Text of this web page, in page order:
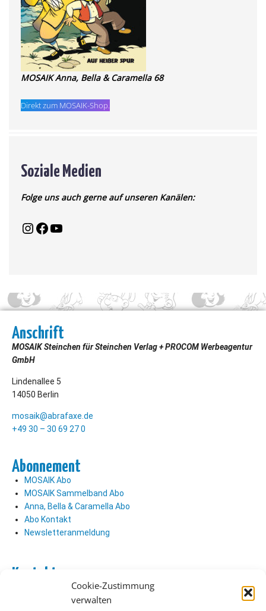
Cookie-Zustimmung
verwalten
MOSAIK Anna, Bella & Caramella 68
Direkt zum MOSAIK-Shop.
Soziale Medien
Folge uns auch gerne auf unseren Kanälen:
Anschrift
MOSAIK Steinchen für Steinchen Verlag + PROCOM Werbeagentur
GmbH
Lindenallee 5
14050 Berlin
mosaik@abrafaxe.de
+49 30 – 30 69 27 0
Abonnement
MOSAIK Abo
MOSAIK Sammelband Abo
Anna, Bella & Caramella Abo
Abo Kontakt
Newsletteranmeldung
Kontakt
Verlag Kontakt